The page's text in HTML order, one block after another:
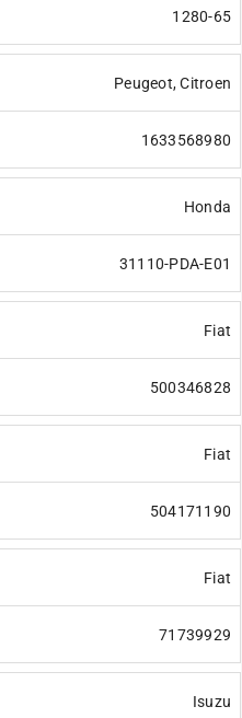
1280-65
Peugeot, Citroen
1633568980
Honda
31110-PDA-E01
Fiat
500346828
Fiat
504171190
Fiat
71739929
Isuzu